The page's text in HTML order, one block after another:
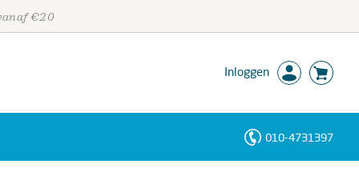
€20
Inloggen
010-4731397
Personen